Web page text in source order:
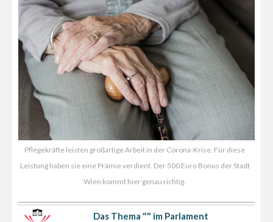
Pflegekräfte leisten großartige Arbeit in der Corona-Krise. Für diese
Leistung haben sie eine Prämie verdient. Der 500 Euro Bonus der Stadt
Wien kommt hier genau richtig.
Das Thema "" im Parlament